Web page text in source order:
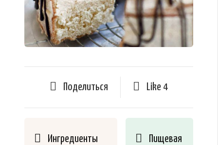
Поделиться Like 4
Ингредиенты
Пищевая